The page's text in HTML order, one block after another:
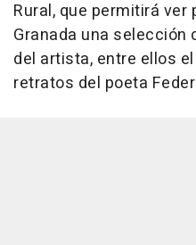
Rural, que permitirá ver
Granada una
del artista, entre ellos
retratos del poeta